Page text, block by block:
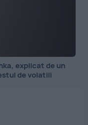
explicat de un
de volatili